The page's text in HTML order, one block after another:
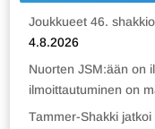
Joukkueet 46.
4.8.2026
Nuorten JSM:ään on
ilmoittautuminen on
Tammer-Shakki